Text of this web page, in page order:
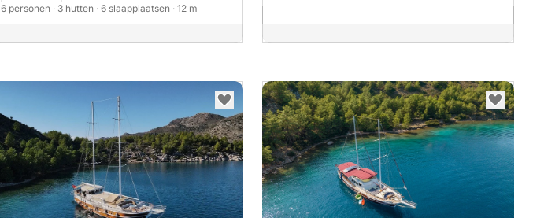
6 personen · 3 hutten · 6 slaapplaatsen · 12 m